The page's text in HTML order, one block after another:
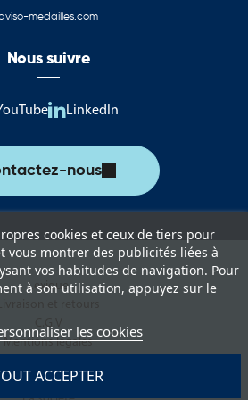
une importance particulière.
par :
territoriales
et universitaires
bangladaises
d’événements
d’exposition
des délégations étrangères
cookies et ceux de tiers pour
vous montrer des publicités liées à
vos habitudes de navigation. Pour
à son utilisation, appuyez sur le
les cookies
ACCEPTER
medailles.com
Nous suivre
LinkedIn
nous
Lexique
Mentions légales
Paiement sécurisé